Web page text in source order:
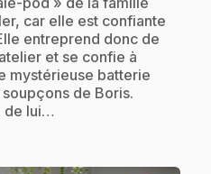
car elle est confiante
entreprend donc de
et se confie à
mystérieuse batterie
de Boris.
de lui…